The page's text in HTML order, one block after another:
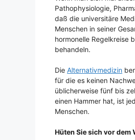
Pathophysiologie,
daß die universitäre
Menschen in seiner
hormonelle Regelkreise
behandeln.
Die Alternativmedizin
für die es keinen
üblicherweise fünf bis
einen Hammer hat, ist
Menschen.
Hüten Sie sich vor dem